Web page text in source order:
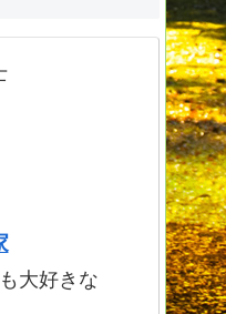
大好きな